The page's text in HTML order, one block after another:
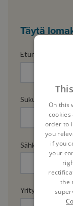
Täytä
Etunimi
Sukunimi
Sähköposti*
Yrityksen nimi*
On this
order to
you
if you
your
the